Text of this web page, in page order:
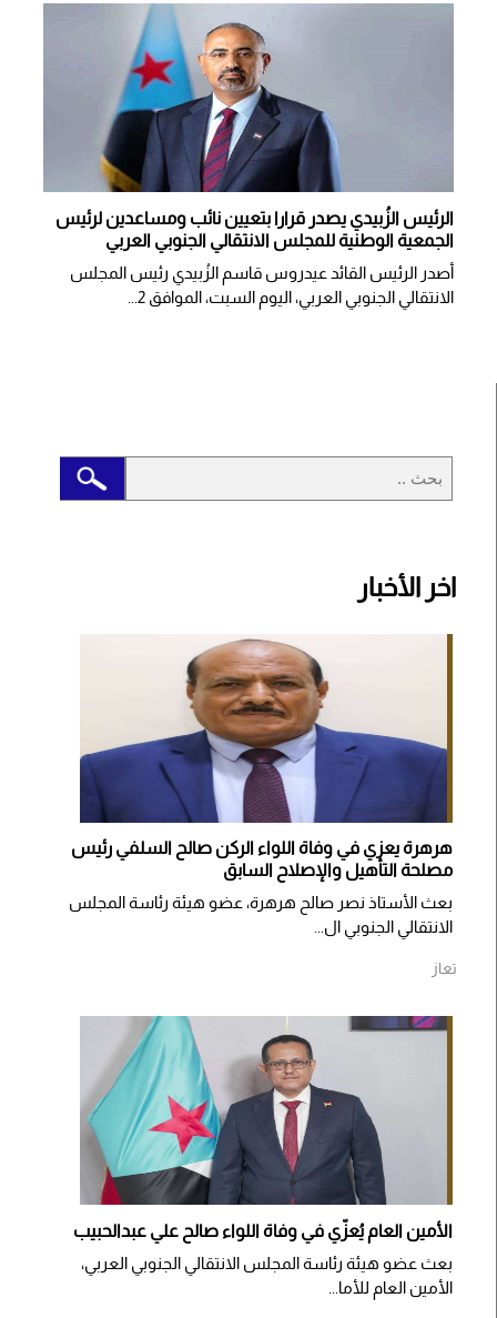
الرئيس الزُبيدي يصدر قرارا بتعيين نائب ومساعدين لرئيس
الجمعية الوطنية للمجلس الانتقالي الجنوبي العربي
أصدر الرئيس القائد عيدروس قاسم الزُبيدي رئيس المجلس
الانتقالي الجنوبي العربي، اليوم السبت، الموافق 2...
اخر الأخبار
هرهرة يعزي في وفاة اللواء الركن صالح السلفي رئيس
مصلحة التأهيل والإصلاح السابق
بعث الأستاذ نصر صالح هرهرة، عضو هيئة رئاسة المجلس
الانتقالي الجنوبي ال...
تعاز
الأمين العام يُعزّي في وفاة اللواء صالح علي عبدالحبيب
بعث عضو هيئة رئاسة المجلس الانتقالي الجنوبي العربي،
الأمين العام للأما...